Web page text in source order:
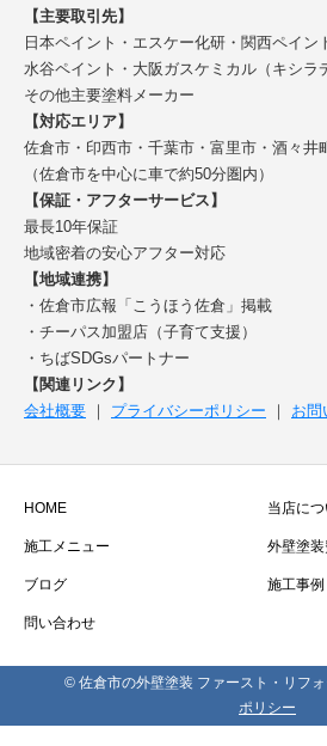
【主要取引先】
日本ペイント・エスケー化研・関西ペイン
水谷ペイント・大阪ガスケミカル（キシラ
その他主要塗料メーカー
【対応エリア】
佐倉市・印西市・千葉市・富里市・酒々井
（佐倉市を中心に車で約50分圏内）
【保証・アフターサービス】
最長10年保証
地域密着の安心アフター対応
【地域連携】
・佐倉市広報「こうほう佐倉」掲載
・チーパス加盟店（子育て支援）
・ちばSDGsパートナー
【関連リンク】
会社概要 ｜ プライバシーポリシー ｜ お問
HOME 当店に
施工メニュー 外壁塗装
ブログ 施工事例
問い合わせ
© 佐倉市の外壁塗装 ファースト・リフ
ポリシー